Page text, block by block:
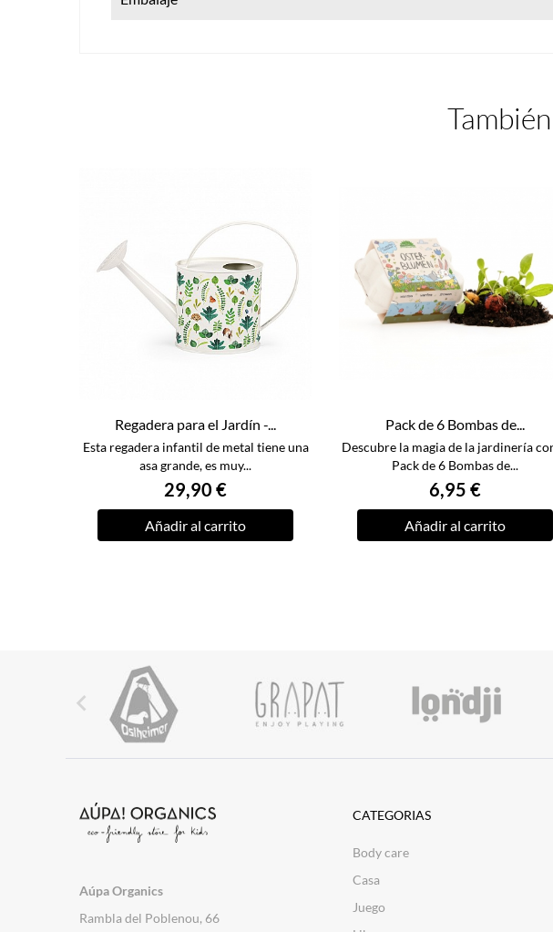
Regadera para el Jardín -...
Esta regadera infantil de metal tiene una
asa grande, es muy...
29,90 €
Añadir al carrito
Pack de 6 Bombas de...
Descubre la magia de la jardinería
Pack de 6 Bombas de...
6,95 €
Añadir al carrito

Aúpa Organics
Rambla del Poblenou, 66
CATEGORIAS
Body care
Casa
Juego